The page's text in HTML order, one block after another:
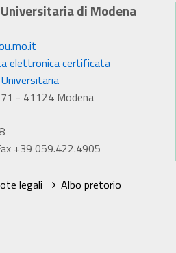
di Modena
elettronica certificata
- 41124 Modena
+39 059.422.4905
legali
Albo pretorio